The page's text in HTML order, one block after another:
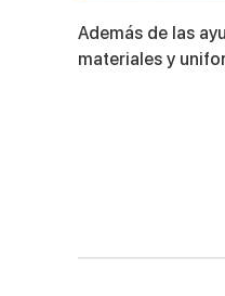
seconds
of
6
Además de las
materiales y